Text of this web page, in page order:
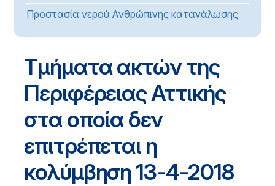
Προστασία νερού Ανθρώπινης κατανάλωσης
Τμήματα ακτών της
Περιφέρειας Αττικής
στα οποία δεν
επιτρέπεται η
κολύμβηση 13-4-2018